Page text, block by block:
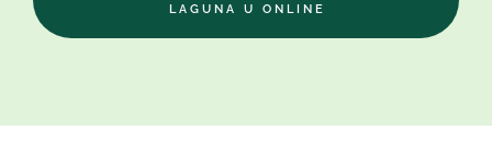
LAGUNA U ONLINE